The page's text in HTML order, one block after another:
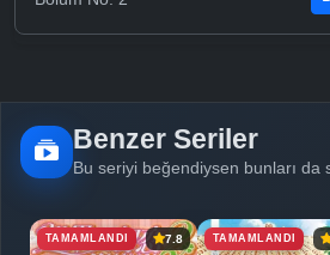
Benzer Seriler
Bu seriyi beğendiysen bunları da
TAMAMLANDI 7.8 TAMAMLANDI